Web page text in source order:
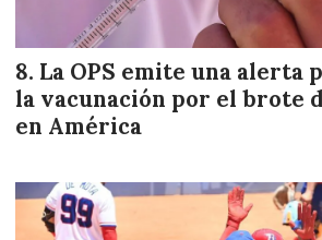
La OPS emite una alerta
la vacunación por el brote
en América